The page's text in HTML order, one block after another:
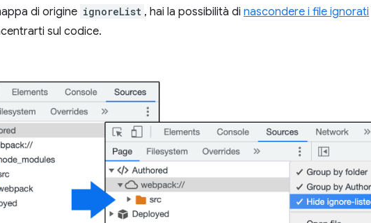
di origine ignoreList , hai la possibilità di nascondere i file ignorati
sul codice.